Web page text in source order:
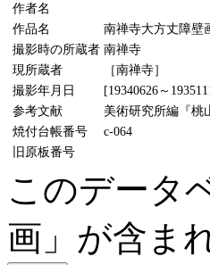
作者名
作品名
南禅寺大方丈障壁
撮影時の所蔵者 南禅寺
現所蔵者
［南禅寺］
撮影年月日
[19340626～
参考文献
美術研究所編『桃
焼付台帳番号
c-064
旧原板番号
このデータ
画」が含ま